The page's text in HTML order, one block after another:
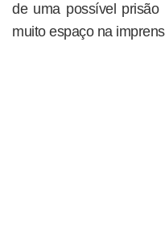
de uma possível
muito espaço na